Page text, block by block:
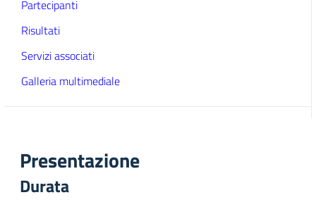
Partecipanti
Risultati
Servizi associati
Galleria multimediale
Presentazione
Durata